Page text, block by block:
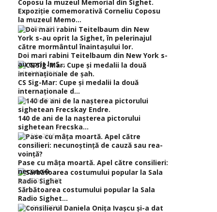
Expoziţie comemorativă Corneliu Coposu
la muzeul Memo...
iulie 15th, 2015
Doi mari rabini Teitelbaum din New York s-
au oprit la S...
iulie 14th, 2015
CS Sig-Mar: Cupe şi medalii la două
internaţionale d...
iulie 6th, 2015
140 de ani de la naşterea pictorului
sighetean Frecska...
iulie 5th, 2015
Pase cu mâţa moartă. Apel către consilieri:
necuno�...
iunie 30th, 2015
Sărbătoarea costumului popular la Sala
Radio Sighet...
iunie 25th, 2015